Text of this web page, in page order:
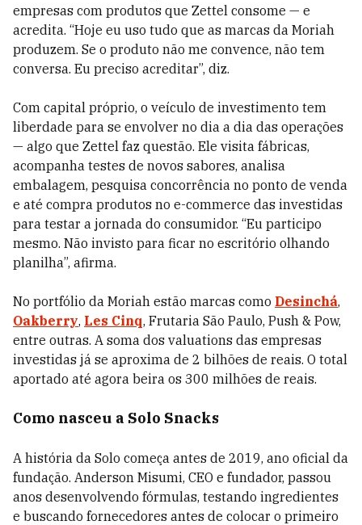
empresas com produtos que Zettel consome — e
acredita. “Hoje eu uso tudo que as marcas da Moriah
produzem. Se o produto não me convence, não tem
conversa. Eu preciso acreditar”, diz.
Com capital próprio, o veículo de investimento tem
liberdade para se envolver no dia a dia das operações
— algo que Zettel faz questão. Ele visita fábricas,
acompanha testes de novos sabores, analisa
embalagem, pesquisa concorrência no ponto de venda
e até compra produtos no e-commerce das investidas
para testar a jornada do consumidor. “Eu participo
mesmo. Não invisto para ficar no escritório olhando
planilha”, afirma.
No portfólio da Moriah estão marcas como Desinchá,
Oakberry, Les Cinq, Frutaria São Paulo, Push & Pow,
entre outras. A soma dos valuations das empresas
investidas já se aproxima de 2 bilhões de reais. O total
aportado até agora beira os 300 milhões de reais.
Como nasceu a Solo Snacks
A história da Solo começa antes de 2019, ano oficial da
fundação. Anderson Misumi, CEO e fundador, passou
anos desenvolvendo fórmulas, testando ingredientes
e buscando fornecedores antes de colocar o primeiro